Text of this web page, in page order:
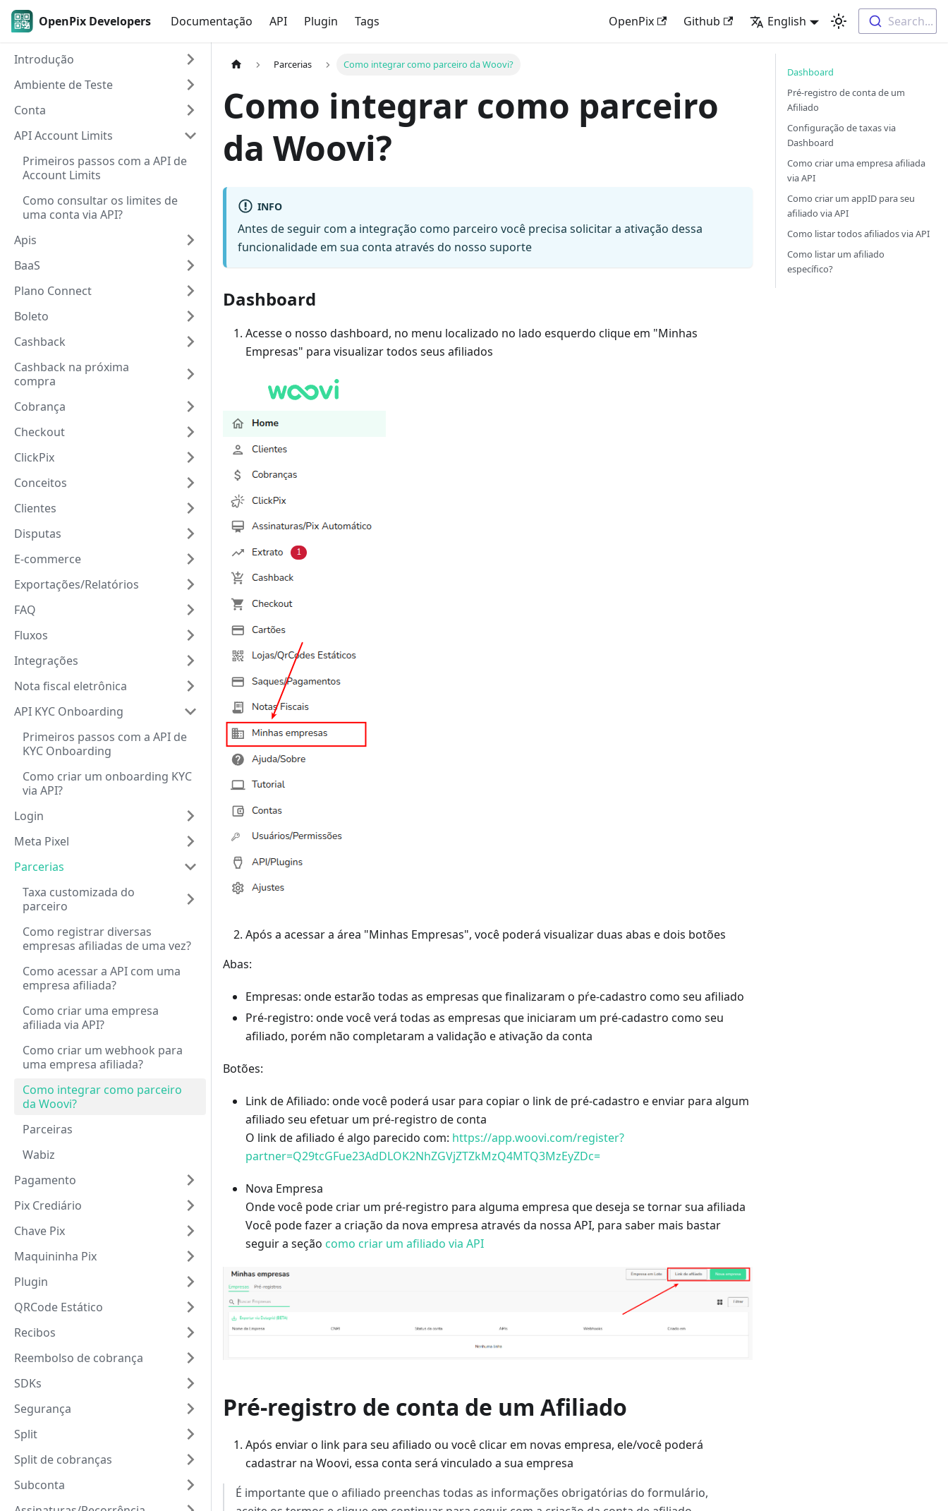
OpenPix Developers Documentação API Plugin Tags OpenPix Github English Search...
Introdução
Ambiente de Teste
Conta
API Account Limits
Primeiros passos com a API de
Account Limits
Como consultar os limites de
uma conta via API?
Apis
BaaS
Plano Connect
Boleto
Cashback
Cashback na próxima
compra
Cobrança
Checkout
ClickPix
Conceitos
Clientes
Disputas
E-commerce
Exportações/Relatórios
FAQ
Fluxos
Integrações
Nota fiscal eletrônica
API KYC Onboarding
Primeiros passos com a API de
KYC Onboarding
Como criar um onboarding KYC
via API?
Login
Meta Pixel
Parcerias
Taxa customizada do
parceiro
Como registrar diversas
empresas afiliadas de uma vez?
Como acessar a API com uma
empresa afiliada?
Como criar uma empresa
afiliada via API?
Como criar um webhook para
uma empresa afiliada?
Como integrar como parceiro
da Woovi?
Parceiras
Wabiz
Pagamento
Pix Crediário
Chave Pix
Maquininha Pix
Plugin
QRCode Estático
Recibos
Reembolso de cobrança
SDKs
Segurança
Split
Split de cobranças
Subconta
Parcerias Como integrar como parceiro da Woovi?
Como integrar como parceiro
da Woovi?
INFO
Antes de seguir com a integração como parceiro você precisa solicitar a ativação dessa
funcionalidade em sua conta através do nosso suporte
Dashboard
Acesse o nosso dashboard, no menu localizado no lado esquerdo clique em "Minhas
Empresas" para visualizar todos seus afiliados
Após a acessar a área "Minhas Empresas", você poderá visualizar duas abas e dois botões
Abas:
Empresas: onde estarão todas as empresas que finalizaram o pŕe-cadastro como seu afiliado
Pré-registro: onde você verá todas as empresas que iniciaram um pré-cadastro como seu
afiliado, porém não completaram a validação e ativação da conta
Botões:
Link de Afiliado: onde você poderá usar para copiar o link de pré-cadastro e enviar para algum
afiliado seu efetuar um pré-registro de conta
O link de afiliado é algo parecido com: https://app.woovi.com/register?
partner=Q29tcGFue23AdDLOK2NhZGVjZTZkMzQ4MTQ3MzEyZDc=
Nova Empresa
Onde você pode criar um pré-registro para alguma empresa que deseja se tornar sua afiliada
Você pode fazer a criação da nova empresa através da nossa API, para saber mais bastar
seguir a seção como criar um afiliado via API
Pré-registro de conta de um Afiliado
Após enviar o link para seu afiliado ou você clicar em novas empresa, ele/você poderá
cadastrar na Woovi, essa conta será vinculado a sua empresa
É importante que o afiliado preenchas todas as informações obrigatórias do formulário,
Dashboard
Pré-registro de conta de um
Afiliado
Configuração de taxas via
Dashboard
Como criar uma empresa afiliada
via API
Como criar um appID para seu
afiliado via API
Como listar todos afiliados via API
Como listar um afiliado
específico?